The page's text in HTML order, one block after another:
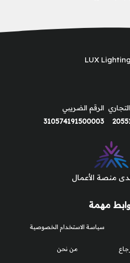
مهمة
سياسة الاستخدام الخصوصية
من نحن
الرقم الضريبي
310574191500003
منصة الأعمال